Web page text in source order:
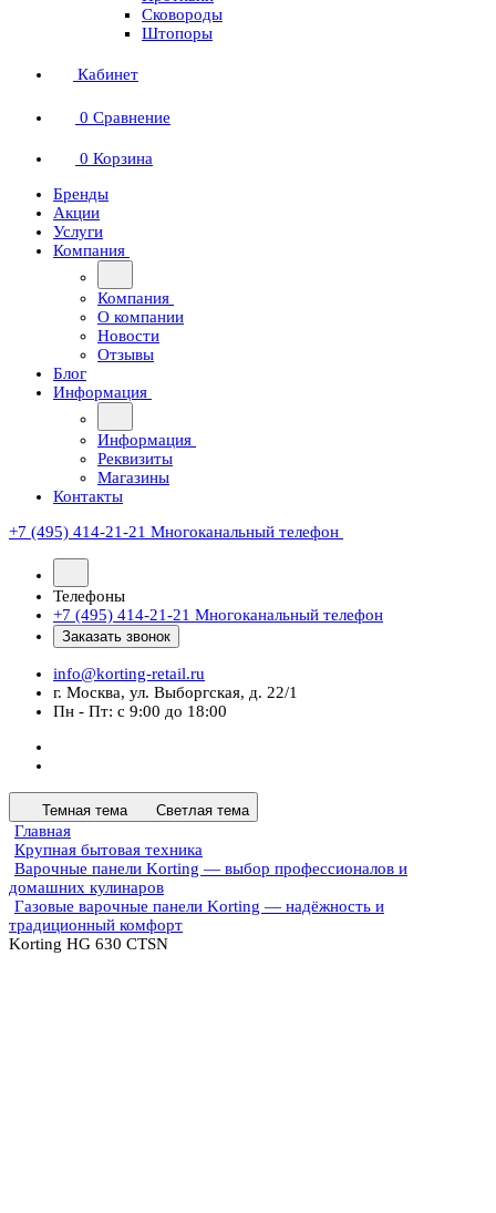
Сковороды
Штопоры
Кабинет
0 Сравнение
0 Корзина
Бренды
Акции
Услуги
Компания
Компания
О компании
Новости
Отзывы
Блог
Информация
Информация
Реквизиты
Магазины
Контакты
+7 (495) 414-21-21 Многоканальный телефон
Телефоны
+7 (495) 414-21-21 Многоканальный телефон
Заказать звонок
info@korting-retail.ru
г. Москва, ул. Выборгская, д. 22/1
Пн - Пт: с 9:00 до 18:00
Темная тема Светлая тема
Главная
Крупная бытовая техника
Варочные панели Korting — выбор профессионалов и
домашних кулинаров
Газовые варочные панели Korting — надёжность и
традиционный комфорт
Korting HG 630 CTSN